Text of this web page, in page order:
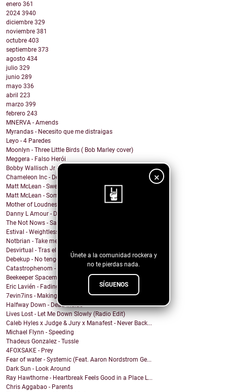
×
Únete a la comunidad rockera y
no te pierdas nada.
SÍGUENOS
enero 361
2024 3940
diciembre 329
noviembre 381
octubre 403
septiembre 373
agosto 434
julio 329
junio 289
mayo 336
abril 223
marzo 399
febrero 243
MNERVA - Amends
Myrandas - Necesito que me distraigas
Leyo - 4 Paredes
Moonlyn - Three Little Birds ( Bob Marley cover)
Meggera - Falso Herói
Bobby Wallisch Jr & Acid. Prof - Merciless Dragon
Chameleon Inc - Death on the aisle floor
Matt McLean - Sweet Nothing Bummer Everything
Matt McLean - Somewhere in Main
Mother of Loudness - From Day to Day
Danny L Amour - Dont Hold Back
The Not Nows - Sandy and the vampire
Estival - Weightless
Notbrian - Take me back
Desvirtual - Tras el cristal
Debekup - No tengo miedo de existir
Catastrophenom - This Might Be the Ending
Beekeeper Spaceman - Pour the nigth
Eric Lavién - Fading Away
7evin7ins - Making You Mad
Halfway Down - Dead Inside
Lives Lost - Let Me Down Slowly (Radio Edit)
Caleb Hyles x Judge & Jury x Manafest - Never Back...
Michael Flynn - Speeding
Thadeus Gonzalez - Tussle
4FOXSAKE - Prey
Fear of water - Systemic (Feat. Aaron Nordstrom Ge...
Dark Sun - Look Around
Ray Hawthorne - Heartbreak Feels Good in a Place L...
Chris Aggabao - Parents